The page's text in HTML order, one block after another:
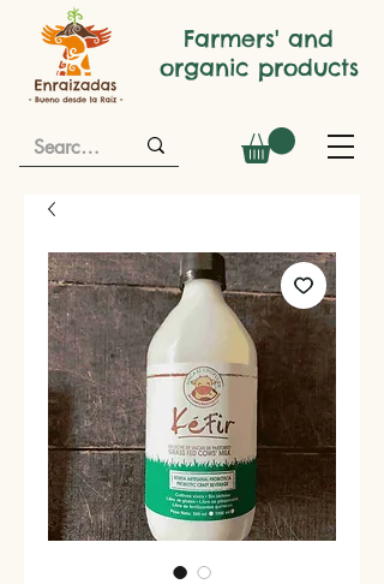
Farmers' and
organic products